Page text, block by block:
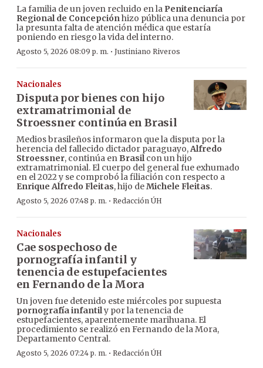
La familia de un joven recluido en la Penitenciaría
Regional de Concepciónhizo pública una denuncia por
la presunta falta de atención médica que estaría
poniendo en riesgo la vida del interno.
Agosto 5, 2026 08:09 p. m. · Justiniano Riveros
Nacionales
Disputa por bienes con hijo
extramatrimonial de
Stroessner continúa en Brasil
Medios brasileños informaron que la disputa por la
herencia del fallecido dictador paraguayo,Alfredo
Stroessner, continúa en Brasilcon un hijo
extramatrimonial. El cuerpo del general fue exhumado
en el 2022 y se comprobó la filiación con respecto a
Enrique Alfredo Fleitas, hijo deMichele Fleitas.
Agosto 5, 2026 07:48 p. m. · Redacción ÚH
Nacionales
Cae sospechoso de
pornografía infantil y
tenencia de estupefacientes
en Fernando de la Mora
Un joven fue detenido este miércoles por supuesta
pornografía infantily por la tenencia de
estupefacientes, aparentemente marihuana. El
procedimiento se realizó en Fernando de la Mora,
Departamento Central.
Agosto 5, 2026 07:24 p. m. · Redacción ÚH